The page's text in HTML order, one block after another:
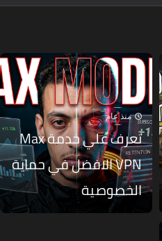
منذ عام
تعرف علي خدمة Max
VPN الافضل في حماية
الخصوصية